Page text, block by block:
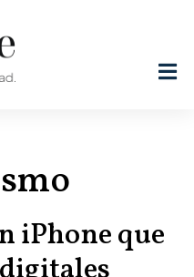
iPhone que